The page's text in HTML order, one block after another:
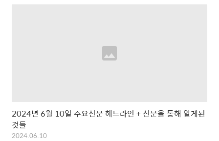
2024년 6월 10일 주요신문 헤드라인 + 신문을 통해 알게된
것들
2024.06.10